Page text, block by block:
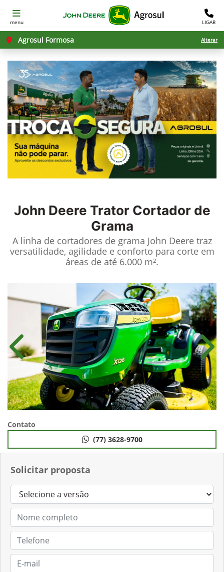
menu LIGAR
Agrosul Formosa Alterar
John Deere Trator Cortador de
Grama
A linha de cortadores de grama John Deere traz
versatilidade, agilidade e conforto para corte em
áreas de até 6.000 m².
Solicitar proposta
Anterior
Contato
(77) 3628-9700